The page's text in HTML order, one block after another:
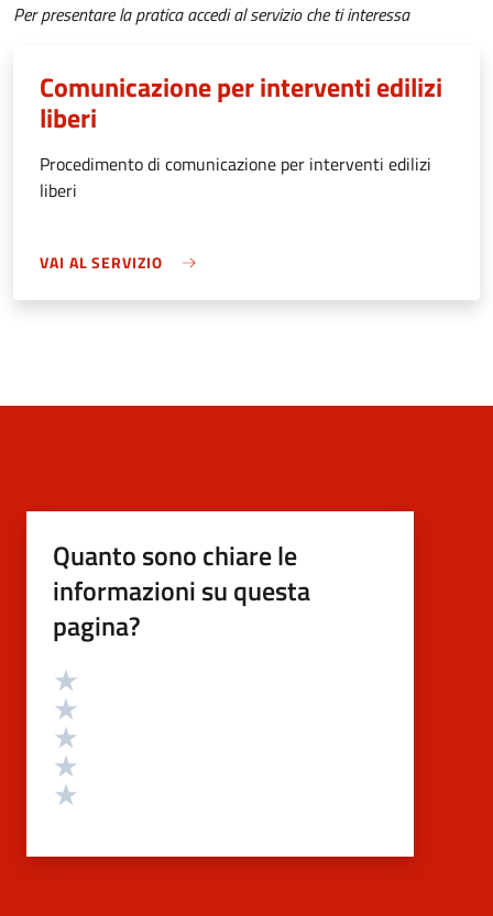
Per presentare la pratica accedi al servizio che ti interessa
Comunicazione per interventi edilizi
liberi
Procedimento di comunicazione per interventi edilizi
liberi
VAI AL SERVIZIO
Quanto sono chiare le
informazioni su questa
pagina?
Valutazione